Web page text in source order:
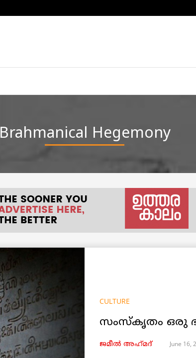
Brahmanical Hegemony
CULTURE
സംസ്‌കൃതം ഒരു
ജമീൽ അഹ്‌മദ്‌ June 16,